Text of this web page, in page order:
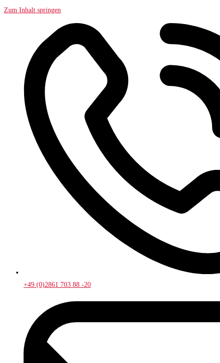
Zum Inhalt springen
+49 (0)2861 703 88 -20